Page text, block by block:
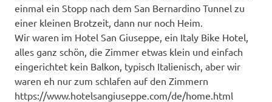
einmal ein Stopp nach dem San Bernardino Tunnel zu
einer kleinen Brotzeit, dann nur noch Heim.
Wir waren im Hotel San Giuseppe, ein Italy Bike Hotel,
alles ganz schön, die Zimmer etwas klein und einfach
eingerichtet kein Balkon, typisch Italienisch, aber wir
waren eh nur zum schlafen auf den Zimmern
https://www.hotelsangiuseppe.com/de/home.html